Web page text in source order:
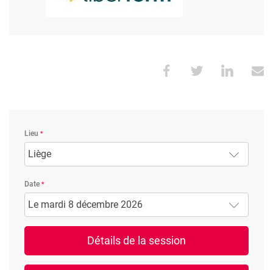
Lieu
Liège
Date
Le mardi 8 décembre 2026